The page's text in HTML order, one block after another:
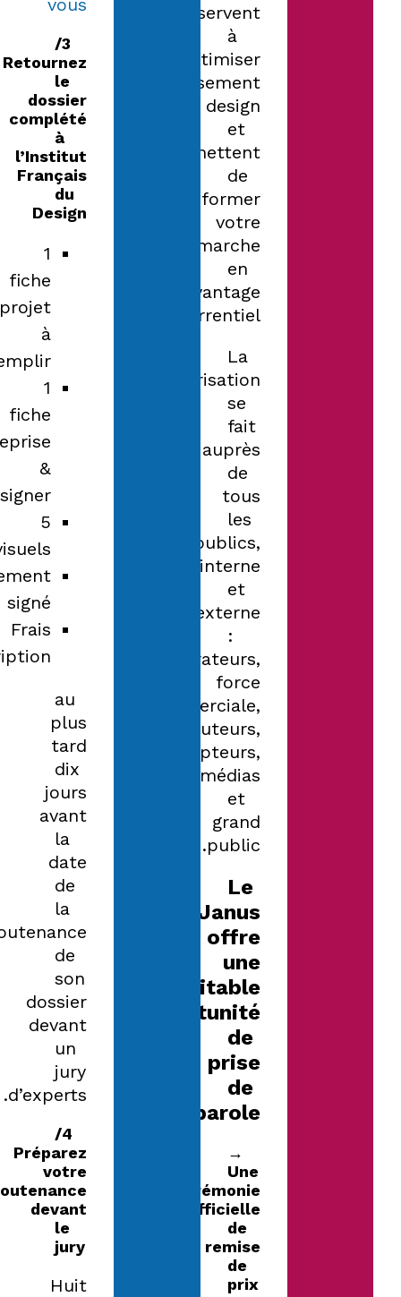
servent
à
optimiser
l’investissement
design
et
permettent
de
transformer
votre
démarche
en
avantage
concurrentiel.
La
valorisation
se
fait
auprès
de
tous
les
publics,
interne
et
externe
:
collaborateurs,
force
commerciale,
distributeurs,
prescripteurs,
médias
et
grand
public.
Le
Janus
offre
une
véritable
opportunité
de
prise
de
parole
→
Une
cérémonie
officielle
de
remise
de
prix
vous
3/
Retournez
le
dossier
complété
à
l’Institut
Français
du
Design
1
fiche
projet
à
1
fiche
&
5
signé
Frais
au
plus
tard
dix
jours
avant
la
date
de
la
de
son
dossier
devant
un
jury
d’experts.
4/
Préparez
votre
devant
le
jury
Huit